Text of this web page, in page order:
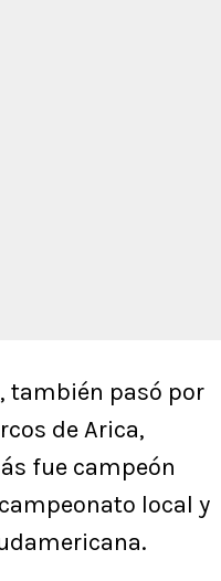
también pasó por
de Arica,
fue campeón
local y